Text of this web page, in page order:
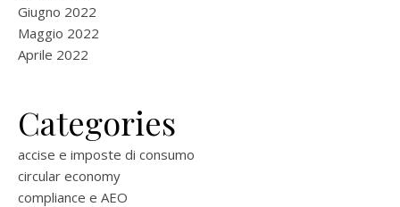
Giugno 2022
Maggio 2022
Aprile 2022
Categories
accise e imposte di consumo
circular economy
compliance e AEO